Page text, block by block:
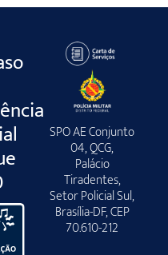
SPO AE Conjunto
04, QCG,
Palácio
Tiradentes,
Setor Policial Sul,
Brasília-DF, CEP
70.610-212